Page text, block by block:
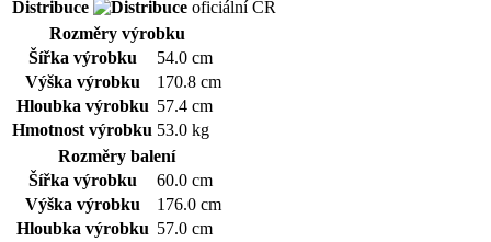
Distribuce
oficiální ČR
Rozměry výrobku
Šířka výrobku
54.0 cm
Výška výrobku
170.8 cm
Hloubka výrobku 57.4 cm
Hmotnost výrobku 53.0 kg
Rozměry balení
Šířka výrobku
60.0 cm
Výška výrobku
176.0 cm
Hloubka výrobku 57.0 cm